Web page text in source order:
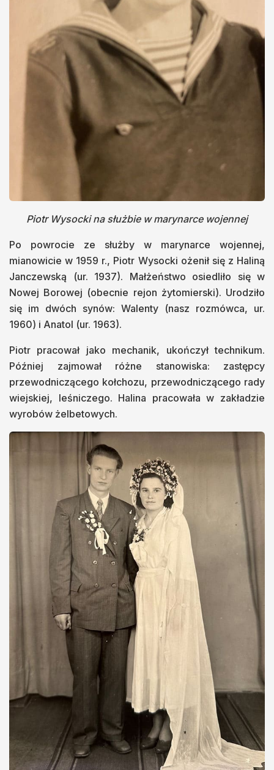
Piotr Wysocki na służbie w marynarce wojennej
Po powrocie ze służby w marynarce wojennej,
mianowicie w 1959 r., Piotr Wysocki ożenił się z Haliną
Janczewską (ur. 1937). Małżeństwo osiedliło się w
Nowej Borowej (obecnie rejon żytomierski). Urodziło
się im dwóch synów: Walenty (nasz rozmówca, ur.
1960) i Anatol (ur. 1963).
Piotr pracował jako mechanik, ukończył technikum.
Później zajmował różne stanowiska: zastępcy
przewodniczącego kołchozu, przewodniczącego rady
wiejskiej, leśniczego. Halina pracowała w zakładzie
wyrobów żelbetowych.